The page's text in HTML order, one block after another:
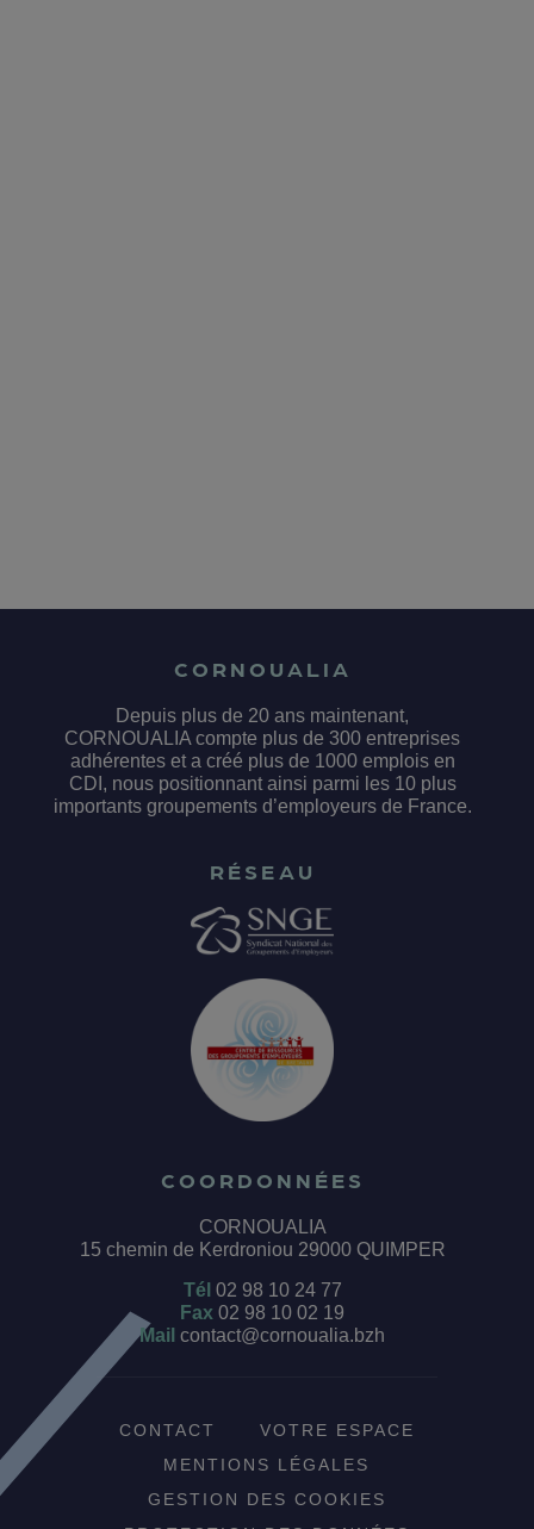
CORNOUALIA
Depuis plus de 20 ans maintenant,
CORNOUALIA compte plus de 300 entreprises
adhérentes et a créé plus de 1000 emplois en
CDI, nous positionnant ainsi parmi les 10 plus
importants groupements d’employeurs de France.
RÉSEAU
COORDONNÉES
CORNOUALIA
15 chemin de Kerdroniou 29000 QUIMPER
Tél 02 98 10 24 77
Fax 02 98 10 02 19
Mail contact@cornoualia.bzh
CONTACT
VOTRE ESPACE
MENTIONS LÉGALES
GESTION DES COOKIES